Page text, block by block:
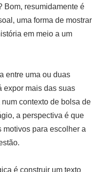
Bom, resumidamente é
uma forma de mostrar
em meio a um
entre uma ou duas
expor mais das suas
contexto de bolsa de
a perspectiva é que
motivos para escolher a
é construir um texto